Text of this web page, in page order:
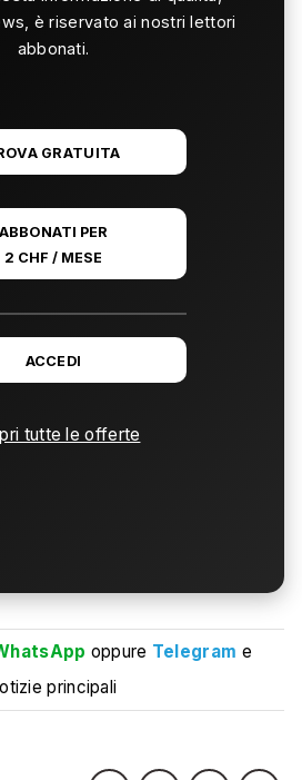
è riservato ai nostri lettori
abbonati.
GRATUITA
ABBONATI PER
2 CHF / MESE
ACCEDI
tutte le offerte
oppure Telegram e
principali